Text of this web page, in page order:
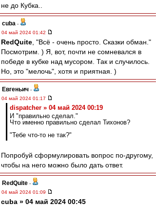
не до Кубка..
cuba -
04 май 2024 01:42
RedQuite , "Всё - очень просто. Сказки обман."
Посмотрим. ) Я, вот, почти не сомневался в
победе в кубке над мусором. Так и случилось.
Но, это "мелочь", хотя и приятная. )
Евгеньич -
04 май 2024 01:17
dispatcher » 04 май 2024 00:19
И "правильно сделал."
Что именно правильно сделал Тихонов?
"Тебе что-то не так?"
Попробуй сформулировать вопрос по-другому,
чтобы на него можно было дать ответ.
RedQuite -
04 май 2024 01:09
cuba » 04 май 2024 00:45